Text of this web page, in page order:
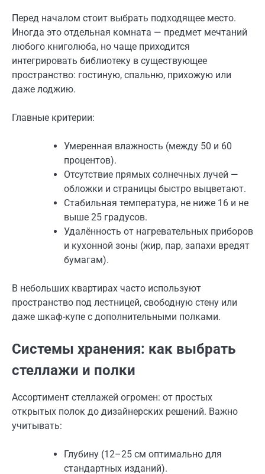
Перед началом стоит выбрать подходящее место.
Иногда это отдельная комната — предмет мечтаний
любого книголюба, но чаще приходится
интегрировать библиотеку в существующее
пространство: гостиную, спальню, прихожую или
даже лоджию.
Главные критерии:
Умеренная влажность (между 50 и 60
процентов).
Отсутствие прямых солнечных лучей —
обложки и страницы быстро выцветают.
Стабильная температура, не ниже 16 и не
выше 25 градусов.
Удалённость от нагревательных приборов
и кухонной зоны (жир, пар, запахи вредят
бумагам).
В небольших квартирах часто используют
пространство под лестницей, свободную стену или
даже шкаф-купе с дополнительными полками.
Системы хранения: как выбрать
стеллажи и полки
Ассортимент стеллажей огромен: от простых
открытых полок до дизайнерских решений. Важно
учитывать:
Глубину (12–25 см оптимально для
стандартных изданий).